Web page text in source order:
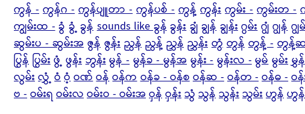
ကွန် - ကွန်ဂ - ကွန်ပျူတာ - ကွန်ပစ် - ကွန့် ကွန်း ကွမ်း - ကွမ်းတ -
ကျွမ်းထ -ခွံ ခွံ့ ခွန်sounds like ခွန်ခွန်းချွံ ချွန်ချွန်းဂွမ်း ဂျွံ ဂျွန်ဂျွ
ဆွမ်းပ - ဆွမ်းအ ဇွန် ဇွန်း ညွန် ညွန့် ညွှန် ညွှန်း တွံ တွန် တွန့် - တွန့်
ပြွန် ပြွမ်း ဖွံ့ ဖွန်း ဘွန်း မွန် - မွန်ခ - မွန်အ မွန်း - မွန်းလ - မွမ် မွမ်း မွှန်
လွမ်းလွှံ့ ဝံဝံ့ဝဏ်ဝန်ဝန်ကဝန်ခ - ဝန်စဝန်ဆ -ဝန်တ -ဝန်ဓ -ဝ
ဗ -ဝမ်းရ ဝမ်းလဝမ်းဝ - ဝမ်းအဝှန်ဝှန်းသွံ သွန်သွန်းသွမ်းဟွန်ဟွန်